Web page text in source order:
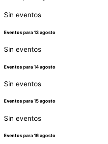
Sin eventos
Eventos para13agosto
Sin eventos
Eventos para14agosto
Sin eventos
Eventos para15agosto
Sin eventos
Eventos para16agosto